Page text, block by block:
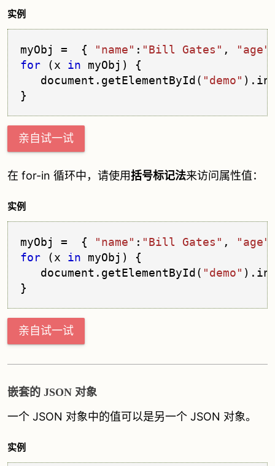
实例
myObj =  { "name" : "Bill Gates" , "age"
for (x in myObj) {
   document.
getElementById ( "demo" ).
亲自试一试
在 for-in 循环中，请使用括号标记法来访问属性值：
实例
myObj =  { "name" : "Bill Gates" , "age"
for (x in myObj) {
   document.
getElementById ( "demo" ).
亲自试一试
嵌套的 JSON 对象
一个 JSON 对象中的值可以是另一个 JSON 对象。
实例